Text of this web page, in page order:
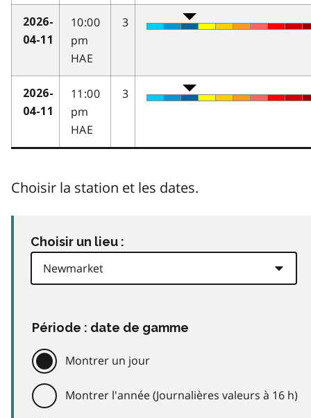
2026-
04-11
10:00
pm
HAE
3
2026-
04-11
11:00
pm
HAE
3
Choisir la station et les dates.
Choisir un lieu :
Période : date de gamme
Montrer un jour
Montrer l'année (Journalières valeurs à 16 h)